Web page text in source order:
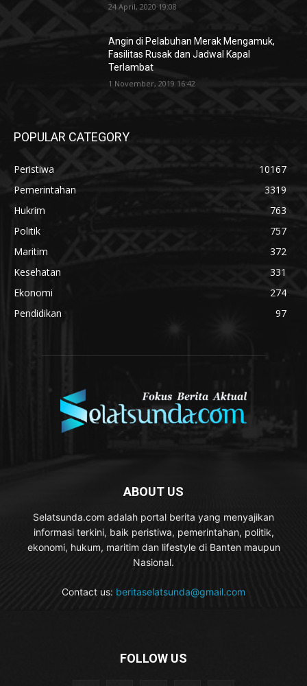
24 April, 2020 19:08
Angin di Pelabuhan Merak Mengamuk,
Fasilitas Rusak dan Jadwal Kapal
Terlambat
1 November, 2019 16:42
POPULAR CATEGORY
Peristiwa
10167
Pemerintahan
3319
Hukrim
763
Politik
757
Maritim
372
Kesehatan
331
Ekonomi
274
Pendidikan
97
ABOUT US
Selatsunda.com adalah portal berita yang menyajikan
informasi terkini, baik peristiwa, pemerintahan, politik,
ekonomi, hukum, maritim dan lifestyle di Banten maupun
Nasional.
Contact us: beritaselatsunda@gmail.com
FOLLOW US